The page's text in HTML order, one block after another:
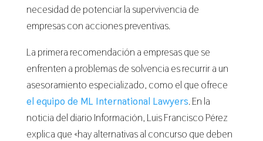
necesidad de potenciar la supervivencia de
empresas con acciones preventivas.
La primera recomendación a empresas que se
enfrenten a problemas de solvencia es recurrir a un
asesoramiento especializado, como el que ofrece
el equipo de ML International Lawyers. En la
noticia del diario Información, Luis Francisco Pérez
explica que «hay alternativas al concurso que deben